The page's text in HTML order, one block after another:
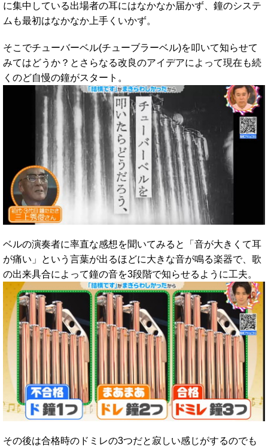
に集中している出場者の耳にはなかなか届かず、鐘のシステ
ムも最初はなかなか上手くいかず。
そこでチューバーベル(チューブラーベル)を叩いて知らせて
みてはどうか？とさらなる改良のアイデアによって現在も続
くのど自慢の鐘がスタート。
ベルの演奏者に率直な感想を聞いてみると「音が大きくて耳
が痛い」という言葉が出るほどに大きな音が鳴る楽器で、歌
の出来具合によって鐘の音を3段階で知らせるように工夫。
その後は合格時のドミレの3つだと寂しい感じがするのでも